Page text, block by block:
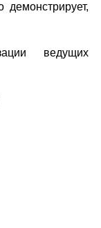
демонстрирует,
ведущих